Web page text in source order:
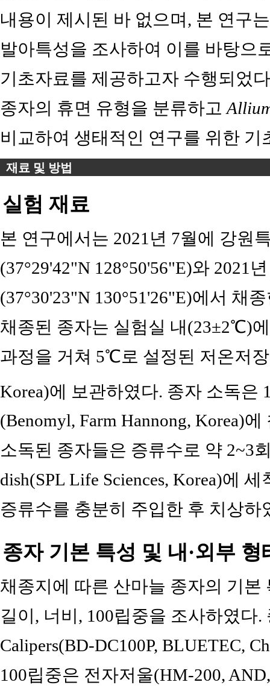
내용이 제시된 바 없으며, 본 연구
발아특성을 조사하여 이를 바탕으
기초자료를 제공하고자 수행되었
종자의 휴면 유형을 분류하고
비교하여 생태적인 연구를 위한
재료 및 방법
실험 재료
본 연구에서는 2021년 7월에 강원
(37°29'42"N 128°50'56"E)와 2021
(37°30'23"N 130°51'26"E)에서 채
채종된 종자는 실험실 내(23±2℃)
과정을 거쳐 5℃로 설정된 저온저장
Korea)에 보관하였다. 종자 소독은
(Benomyl, Farm Hannong, Korea)
소독된 종자들은 증류수로 약 2~3
dish(SPL Life Sciences, Korea)에
증류수를 충분히 주입한 후 치상하
종자 기본 특성 및 내·외부 형
채종지에 따른 산마늘 종자의 기
길이, 너비, 100립중을 조사하였다
Calipers(BD-DC100P, BLUETEC,
100립중은 전자저울(HM-200,